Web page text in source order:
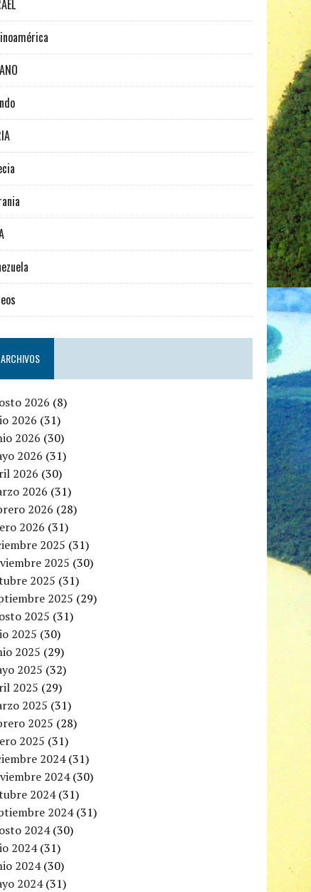
ARCHIVOS
2026 (8)
2026 (31)
2026 (30)
2026 (31)
2026 (30)
2026 (31)
2026 (28)
2026 (31)
2025 (31)
2025 (30)
2025 (31)
2025 (29)
2025 (31)
2025 (30)
2025 (29)
2025 (32)
2025 (29)
2025 (31)
2025 (28)
2025 (31)
2024(31)
2024(30)
2024(31)
2024(31)
2024(30)
2024(31)
2024(30)
2024(31)